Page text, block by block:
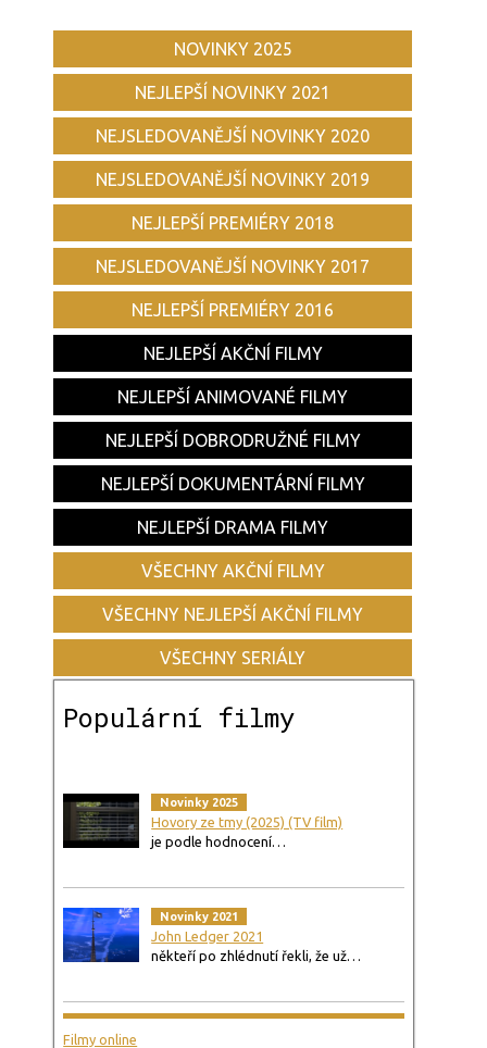
NOVINKY 2025
NEJLEPŠÍ NOVINKY 2021
NEJSLEDOVANĚJŠÍ NOVINKY 2020
NEJSLEDOVANĚJŠÍ NOVINKY 2019
NEJLEPŠÍ PREMIÉRY 2018
NEJSLEDOVANĚJŠÍ NOVINKY 2017
NEJLEPŠÍ PREMIÉRY 2016
NEJLEPŠÍ AKČNÍ FILMY
NEJLEPŠÍ ANIMOVANÉ FILMY
NEJLEPŠÍ DOBRODRUŽNÉ FILMY
NEJLEPŠÍ DOKUMENTÁRNÍ FILMY
NEJLEPŠÍ DRAMA FILMY
VŠECHNY AKČNÍ FILMY
VŠECHNY NEJLEPŠÍ AKČNÍ FILMY
VŠECHNY SERIÁLY
Populární filmy
Novinky 2025
Hovory ze tmy (2025) (TV film)
je podle hodnocení…
Novinky 2021
John Ledger 2021
někteří po zhlédnutí řekli, že už…
Filmy online